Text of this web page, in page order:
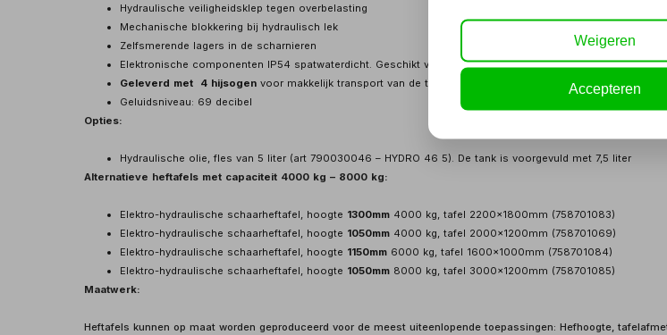
Hydraulische veiligheidsklep tegen overbelasting
Mechanische blokkering bij hydraulisch lek
Zelfsmerende lagers in de scharnieren
Elektronische componenten IP54 spatwaterdicht. Geschikt voor buitengebruik indien beschermd tegen
Geleverd met 4 hijsogen voor makkelijk transport van de tafel
Geluidsniveau: 69 decibel
Opties:
Hydraulische olie, fles van 5 liter (art 790030046 – HYDRO 46 5). De tank is voorgevuld met 7,5 liter
Alternatieve heftafels met capaciteit 4000 kg – 8000 kg:
Elektro-hydraulische schaarheftafel, hoogte 1300mm 4000 kg, tafel 2200x1800mm (758701083)
Elektro-hydraulische schaarheftafel, hoogte 1050mm 4000 kg, tafel 2000x1200mm (758701069)
Elektro-hydraulische schaarheftafel, hoogte 1150mm 6000 kg, tafel 1600x1000mm (758701084)
Elektro-hydraulische schaarheftafel, hoogte 1050mm 8000 kg, tafel 3000x1200mm (758701085)
Maatwerk:
Heftafels kunnen op maat worden geproduceerd voor de meest uiteenlopende toepassingen: Hefhoogte,
Weigeren
Accepteren